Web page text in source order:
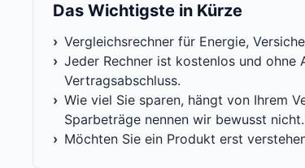
Das Wichtigste in Kürze
› Vergleichsrechner für Energie,
› Jeder Rechner ist kostenlos und ohne
Vertragsabschluss.
› Wie viel Sie sparen, hängt von Ihrem
Sparbeträge nennen wir bewusst nicht.
› Möchten Sie ein Produkt erst